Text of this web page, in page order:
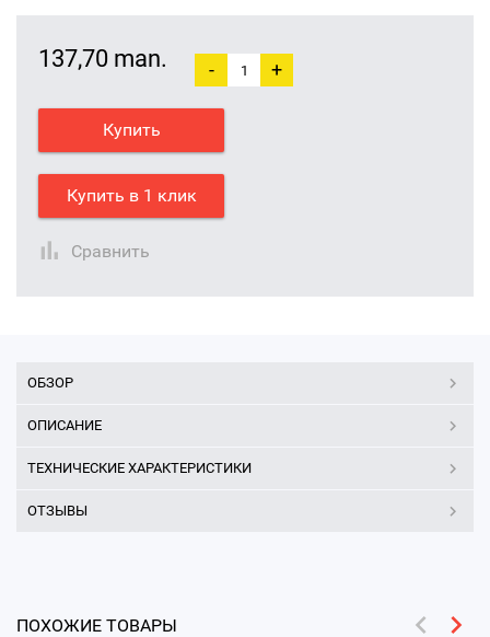
137,70 man. - +
Купить
Купить в 1 клик
Сравнить
ОБЗОР
ОПИСАНИЕ
ТЕХНИЧЕСКИЕ ХАРАКТЕРИСТИКИ
ОТЗЫВЫ
ПОХОЖИЕ ТОВАРЫ